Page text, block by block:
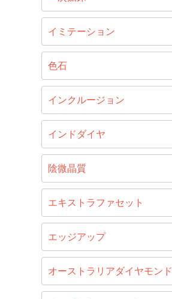
イミテーション
色石
インクルージョン
インドダイヤ
陰微晶質
エキストラファセット
エッジアップ
オーストラリアダイヤモンド